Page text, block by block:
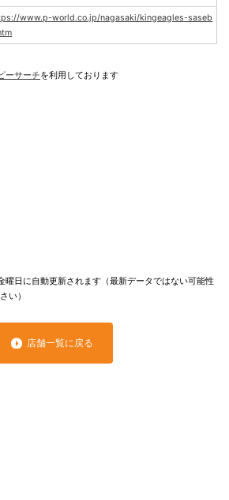
www.p-world.co.jp/nagasaki/kingeagles-saseb
ーサーチを利用しております
曜日に自動更新されます（最新データではない可能性
い）
店舗一覧に戻る